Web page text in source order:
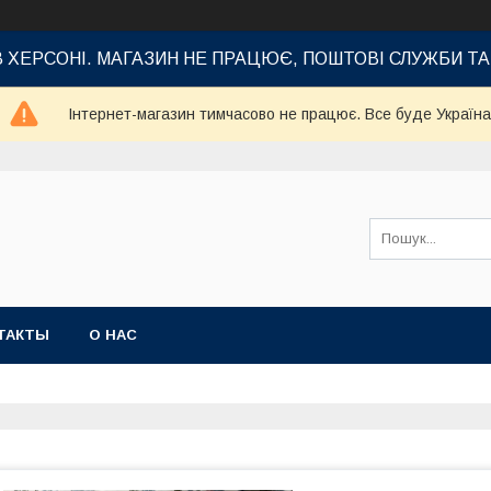
ХЕРСОНІ. МАГАЗИН НЕ ПРАЦЮЄ, ПОШТОВІ СЛУЖБИ
Інтернет-магазин тимчасово не працює. Все буде
О НАС